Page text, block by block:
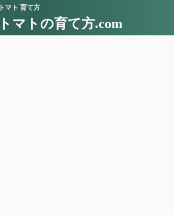
トマト 育て方
トマトの育て方.com